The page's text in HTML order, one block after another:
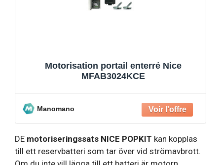
Motorisation portail enterré Nice
MFAB3024KCE
Manomano
DE motoriseringssats NICE POPKIT kan kopplas
till ett reservbatteri som tar över vid strömavbrott.